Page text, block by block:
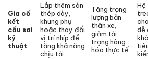
Gia cố
kết
cấu sai
kỹ
thuật
Lắp thêm sàn
thép dày,
khung phụ
hoặc thay đổi
vị trí nhíp để
tăng khả năng
chịu tải
Tăng trọng
lượng bản
thân xe,
giảm tải
trọng hàng
hóa thực tế
Hệ
dễ